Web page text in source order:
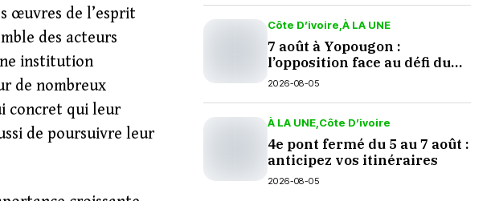
œuvres de l’esprit
des acteurs
institution
de nombreux
concret qui leur
de poursuivre leur
Côte D’ivoire À LA UNE
7 août à Yopougon :
l’opposition face au défi du
dialogue
2026-08-05
À LA UNE Côte D’ivoire
4e pont fermé du 5 au 7 août :
anticipez vos itinéraires
2026-08-05